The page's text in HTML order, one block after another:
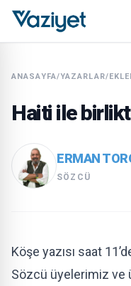
ANASAYFA/YAZARLAR/
Haiti ile
ERMAN
SÖZCÜ
Köşe yazısı saat
Sözcü üyelerimiz ve